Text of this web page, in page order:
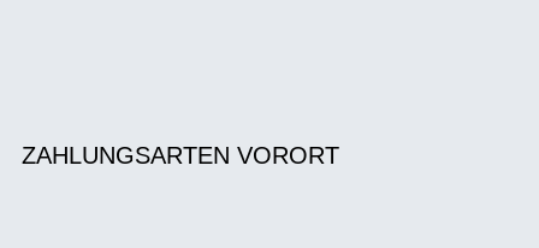
ZAHLUNGSARTEN VORORT